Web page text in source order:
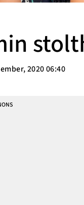
2020 06:40